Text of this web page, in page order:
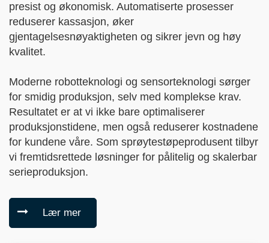
presist og økonomisk. Automatiserte prosesser
reduserer kassasjon, øker
gjentagelsesnøyaktigheten og sikrer jevn og høy
kvalitet.
Moderne robotteknologi og sensorteknologi sørger
for smidig produksjon, selv med komplekse krav.
Resultatet er at vi ikke bare optimaliserer
produksjonstidene, men også reduserer kostnadene
for kundene våre. Som sprøytestøpeprodusent tilbyr
vi fremtidsrettede løsninger for pålitelig og skalerbar
serieproduksjon.
Lær mer